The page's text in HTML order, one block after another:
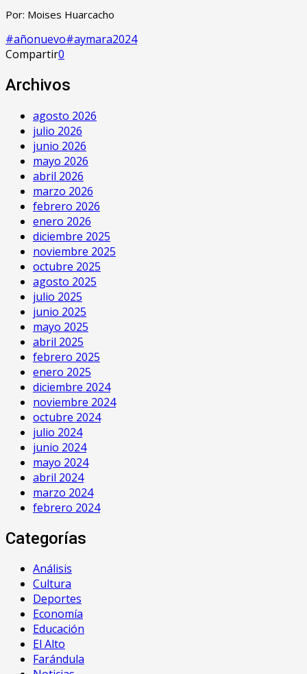
Por: Moises Huarcacho
#añonuevo#aymara2024
Compartir0
Archivos
agosto 2026
julio 2026
junio 2026
mayo 2026
abril 2026
marzo 2026
febrero 2026
enero 2026
diciembre 2025
noviembre 2025
octubre 2025
agosto 2025
julio 2025
junio 2025
mayo 2025
abril 2025
febrero 2025
enero 2025
diciembre 2024
noviembre 2024
octubre 2024
julio 2024
junio 2024
mayo 2024
abril 2024
marzo 2024
febrero 2024
Categorías
Análisis
Cultura
Deportes
Economía
Educación
El Alto
Farándula